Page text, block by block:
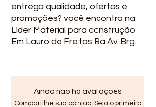
entrega qualidade, ofertas e
promoções? você encontra na
Líder Material para construção
Em Lauro de Freitas Ba Av. Brg.
BA em Vida Nova Avenida Santo
Amaro de Ipitanga, R. do Lider,
2240, Lauro de Freitas - BA,
Ainda não há avaliações
Compartilhe sua opinião. Seja o primeiro